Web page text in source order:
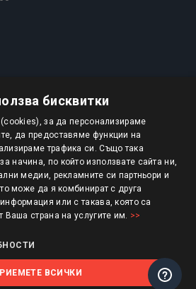
АБОНИРАНЕ
бисквитки
(cookies), за да персонализираме
да предоставяме функции на
трафика си. Също така
начина, по който използвате сайта ни,
медии, рекламните си партньори и
може да я комбинират с друга
или с такава, която са
Ваша страна на услугите им. >>
ВСИЧКИ